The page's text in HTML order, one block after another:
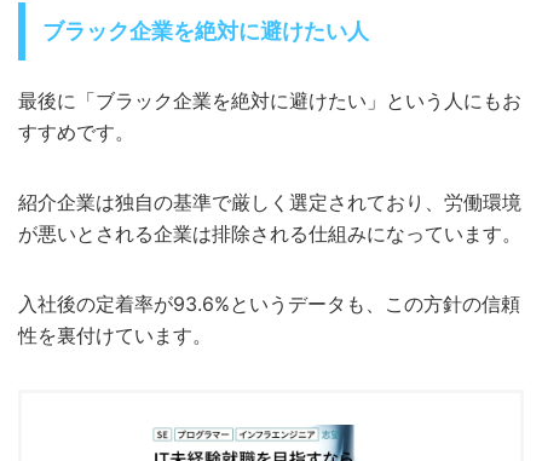
ブラック企業を絶対に避けたい人
最後に「ブラック企業を絶対に避けたい」という人にもお
すすめです。
紹介企業は独自の基準で厳しく選定されており、労働環境
が悪いとされる企業は排除される仕組みになっています。
入社後の定着率が93.6%というデータも、この方針の信頼
性を裏付けています。